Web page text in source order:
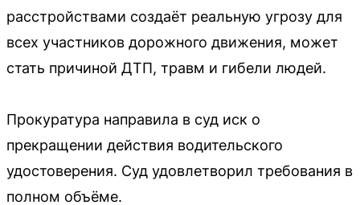
расстройствами создаёт реальную угрозу для
всех участников дорожного движения, может
стать причиной ДТП, травм и гибели людей.
Прокуратура направила в суд иск о
прекращении действия водительского
удостоверения. Суд удовлетворил требования в
полном объёме.